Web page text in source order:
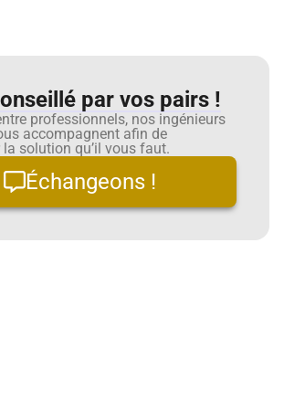
par vos pairs !
professionnels, nos ingénieurs
accompagnent afin de
solution qu’il vous faut.
Échangeons !